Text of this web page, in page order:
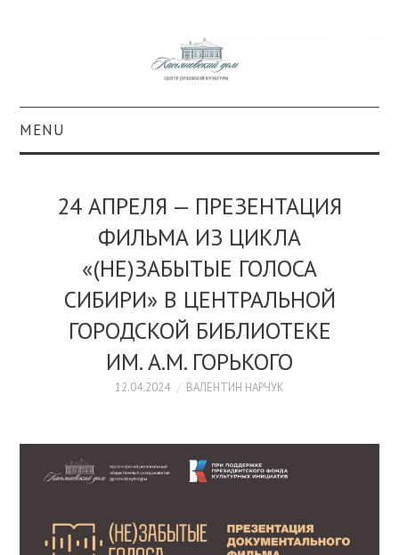
MENU
КОЛЛЕКЦИИ
#КАСДОМ
КУЛЬТУРА
ОБРАЗОВАНИЕ
24 АПРЕЛЯ — ПРЕЗЕНТАЦИЯ
ФИЛЬМА ИЗ ЦИКЛА
«(НЕ)ЗАБЫТЫЕ ГОЛОСА
СИБИРИ» В ЦЕНТРАЛЬНОЙ
ГОРОДСКОЙ БИБЛИОТЕКЕ
ИМ. А.М. ГОРЬКОГО
12.04.2024 ВАЛЕНТИН НАРЧУК